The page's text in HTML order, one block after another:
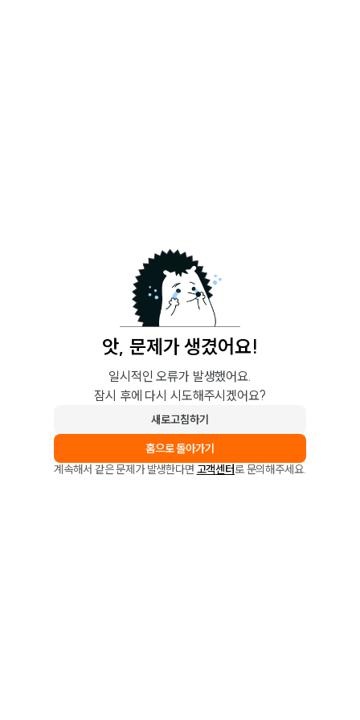
앗, 문제가 생겼어요!
일시적인 오류가 발생했어요.
잠시 후에 다시 시도해주시겠어요?
새로고침하기
홈으로 돌아가기
계속해서 같은 문제가 발생한다면 고객센터로 문의해주세요.